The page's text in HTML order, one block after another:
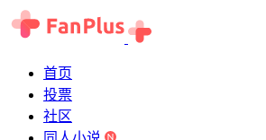
首页
投票
社区